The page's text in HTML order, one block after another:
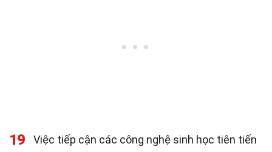
19
Việc tiếp cận các công nghệ sinh học tiên tiến